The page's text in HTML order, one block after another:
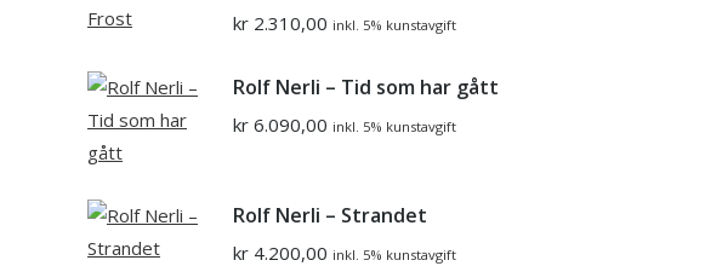
kr 2.310,00 inkl. 5% kunstavgift
Rolf Nerli – Tid som har gått
kr 6.090,00 inkl. 5% kunstavgift
Rolf Nerli – Strandet
kr 4.200,00 inkl. 5% kunstavgift